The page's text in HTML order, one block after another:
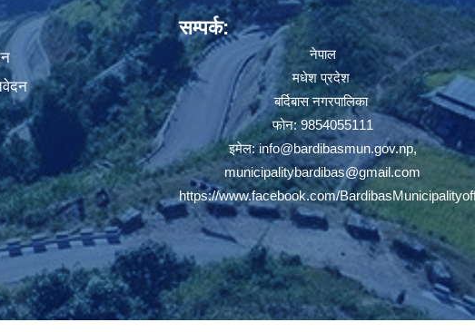
सम्पर्क:
नेपाल
मधेश प्रदेश
बर्दिबास नगरपालिका
फोन: 9854055111
इमेल:info@bardibasmun.gov.np,
municipalitybardibas@gmail.com
https://www.facebook.com/